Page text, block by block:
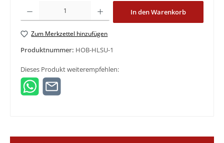
Produkt Anzahl: Gib den gewünschten Wert ein oder benutze die
In den Warenkorb
Zum Merkzettel hinzufügen
Produktnummer: HOB-HLSU-1
Dieses Produkt weiterempfehlen: